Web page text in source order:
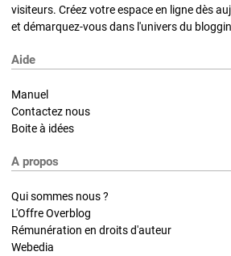
visiteurs. Créez votre espace en ligne dès
et démarquez-vous dans l'univers du
Aide
Manuel
Contactez nous
Boite à idées
A propos
Qui sommes nous ?
L'Offre Overblog
Rémunération en droits d'auteur
Webedia